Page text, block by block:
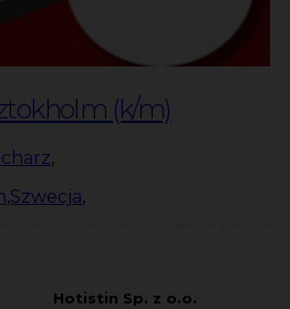
(k/m)
,
,Szwecja,
Hotistin Sp. z o.o.